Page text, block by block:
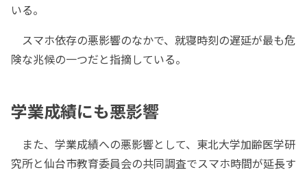
いる。
スマホ依存の悪影響のなかで、就寝時刻の遅延が最も危
険な兆候の一つだと指摘している。
学業成績にも悪影響
また、学業成績への悪影響として、東北大学加齢医学研
究所と仙台市教育委員会の共同調査でスマホ時間が延長す